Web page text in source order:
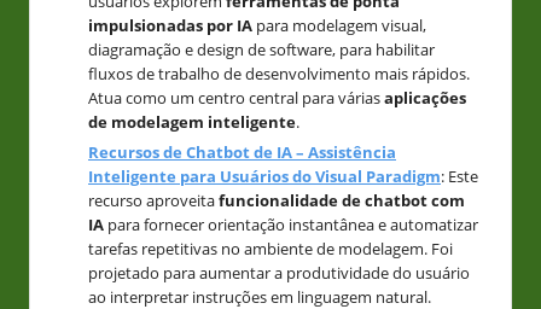
impulsionadas por IA para modelagem visual,
diagramação e design de software, para habilitar
fluxos de trabalho de desenvolvimento mais rápidos.
Atua como um centro central para váriasaplicações
de modelagem inteligente.
Recursos de Chatbot de IA – Assistência
Inteligente para Usuários do Visual Paradigm: Este
recurso aproveitafuncionalidade de chatbot com
IA para fornecer orientação instantânea e automatizar
tarefas repetitivas no ambiente de modelagem. Foi
projetado para aumentar a produtividade do usuário
ao interpretar instruções em linguagem natural.